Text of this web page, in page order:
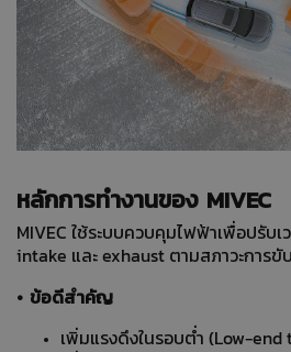
หลักการทำงานของ MIVEC
MIVEC ใช้ระบบควบคุมไฟฟ้าเพื่อปรับเ
intake และ exhaust ตามสภาวะการขั
• ข้อดีสำคัญ
เพิ่มแรงดึงในรอบต่ำ (Low‑end